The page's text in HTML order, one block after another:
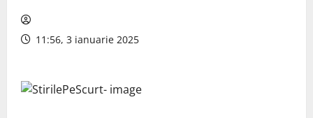
11:56, 3 ianuarie 2025